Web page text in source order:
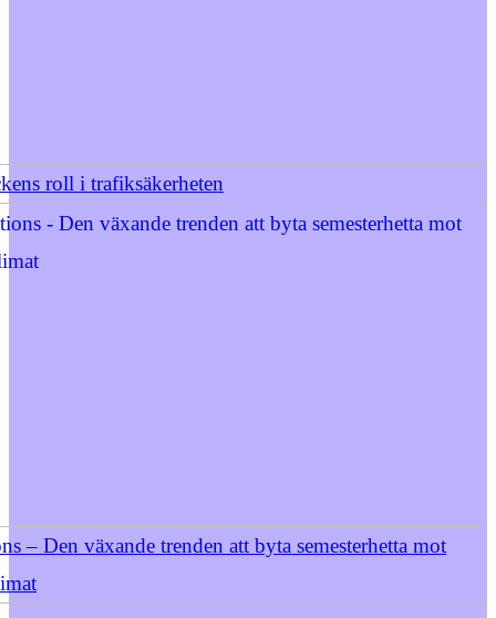
roll i trafiksäkerheten
– Den växande trenden att byta semesterhetta mot